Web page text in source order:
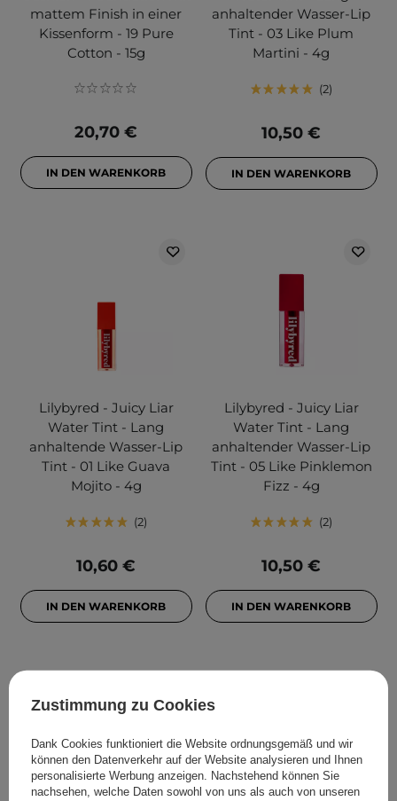
mattem Finish in einer
Kissenform - 19 Pure
Cotton - 15g
20,70 €
IN DEN WARENKORB
anhaltender Wasser-Lip
Tint - 03 Like Plum
Martini - 4g
2
10,50 €
IN DEN WARENKORB
Lilybyred - Juicy Liar
Water Tint - Lang
anhaltende Wasser-Lip
Tint - 01 Like Guava
Mojito - 4g
2
10,60 €
IN DEN WARENKORB
Lilybyred - Juicy Liar
Water Tint - Lang
anhaltender Wasser-Lip
Tint - 05 Like Pinklemon
Fizz - 4g
2
10,50 €
IN DEN WARENKORB
Zustimmung zu Cookies
Dank Cookies funktioniert die Website ordnungsgemäß und wir
können den Datenverkehr auf der Website analysieren und Ihnen
personalisierte Werbung anzeigen. Nachstehend können Sie
nachsehen, welche Daten sowohl von uns als auch von unseren